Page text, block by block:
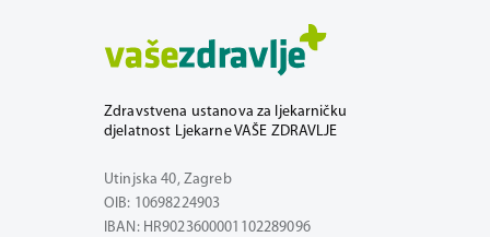
Zdravstvena ustanova za ljekarničku
djelatnost Ljekarne VAŠE ZDRAVLJE
Utinjska 40, Zagreb
OIB: 10698224903
IBAN: HR9023600001102289096